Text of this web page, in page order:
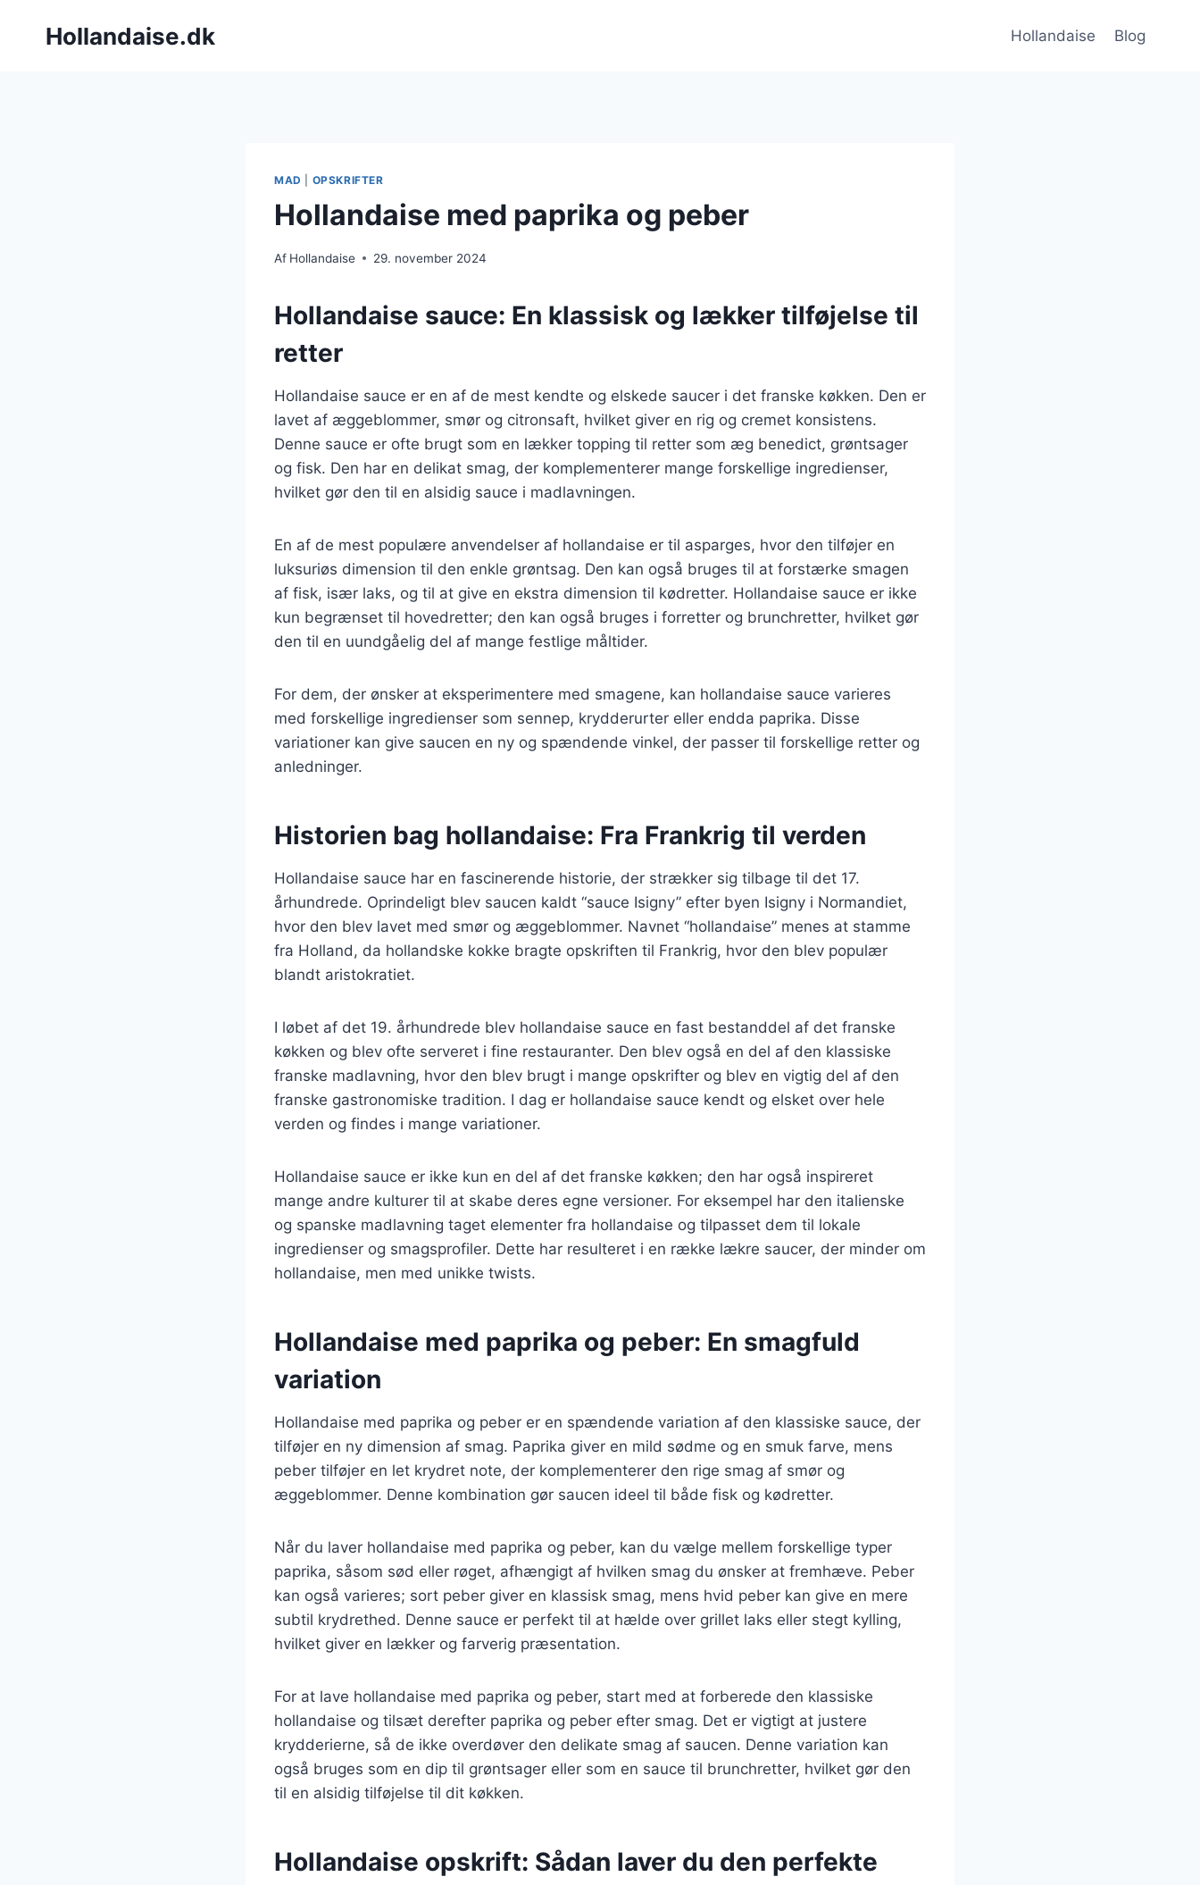
Hollandaise.dk Hollandaise Blog
MAD OPSKRIFTER
Hollandaise med paprika og peber
Af Hollandaise 29. november 2024
Hollandaise sauce: En klassisk og lækker tilføjelse til
retter
Hollandaise sauce er en af de mest kendte og elskede saucer i det franske køkken. Den er
lavet af æggeblommer, smør og citronsaft, hvilket giver en rig og cremet konsistens.
Denne sauce er ofte brugt som en lækker topping til retter som æg benedict, grøntsager
og fisk. Den har en delikat smag, der komplementerer mange forskellige ingredienser,
hvilket gør den til en alsidig sauce i madlavningen.
En af de mest populære anvendelser af hollandaise er til asparges, hvor den tilføjer en
luksuriøs dimension til den enkle grøntsag. Den kan også bruges til at forstærke smagen
af fisk, især laks, og til at give en ekstra dimension til kødretter. Hollandaise sauce er ikke
kun begrænset til hovedretter; den kan også bruges i forretter og brunchretter, hvilket gør
den til en uundgåelig del af mange festlige måltider.
For dem, der ønsker at eksperimentere med smagene, kan hollandaise sauce varieres
med forskellige ingredienser som sennep, krydderurter eller endda paprika. Disse
variationer kan give saucen en ny og spændende vinkel, der passer til forskellige retter og
anledninger.
Historien bag hollandaise: Fra Frankrig til verden
Hollandaise sauce har en fascinerende historie, der strækker sig tilbage til det 17.
århundrede. Oprindeligt blev saucen kaldt “sauce Isigny” efter byen Isigny i Normandiet,
hvor den blev lavet med smør og æggeblommer. Navnet “hollandaise” menes at stamme
fra Holland, da hollandske kokke bragte opskriften til Frankrig, hvor den blev populær
blandt aristokratiet.
I løbet af det 19. århundrede blev hollandaise sauce en fast bestanddel af det franske
køkken og blev ofte serveret i fine restauranter. Den blev også en del af den klassiske
franske madlavning, hvor den blev brugt i mange opskrifter og blev en vigtig del af den
franske gastronomiske tradition. I dag er hollandaise sauce kendt og elsket over hele
verden og findes i mange variationer.
Hollandaise sauce er ikke kun en del af det franske køkken; den har også inspireret
mange andre kulturer til at skabe deres egne versioner. For eksempel har den italienske
og spanske madlavning taget elementer fra hollandaise og tilpasset dem til lokale
ingredienser og smagsprofiler. Dette har resulteret i en række lækre saucer, der minder om
hollandaise, men med unikke twists.
Hollandaise med paprika og peber: En smagfuld
variation
Hollandaise med paprika og peber er en spændende variation af den klassiske sauce, der
tilføjer en ny dimension af smag. Paprika giver en mild sødme og en smuk farve, mens
peber tilføjer en let krydret note, der komplementerer den rige smag af smør og
æggeblommer. Denne kombination gør saucen ideel til både fisk og kødretter.
Når du laver hollandaise med paprika og peber, kan du vælge mellem forskellige typer
paprika, såsom sød eller røget, afhængigt af hvilken smag du ønsker at fremhæve. Peber
kan også varieres; sort peber giver en klassisk smag, mens hvid peber kan give en mere
subtil krydrethed. Denne sauce er perfekt til at hælde over grillet laks eller stegt kylling,
hvilket giver en lækker og farverig præsentation.
For at lave hollandaise med paprika og peber, start med at forberede den klassiske
hollandaise og tilsæt derefter paprika og peber efter smag. Det er vigtigt at justere
krydderierne, så de ikke overdøver den delikate smag af saucen. Denne variation kan
også bruges som en dip til grøntsager eller som en sauce til brunchretter, hvilket gør den
til en alsidig tilføjelse til dit køkken.
Hollandaise opskrift: Sådan laver du den perfekte